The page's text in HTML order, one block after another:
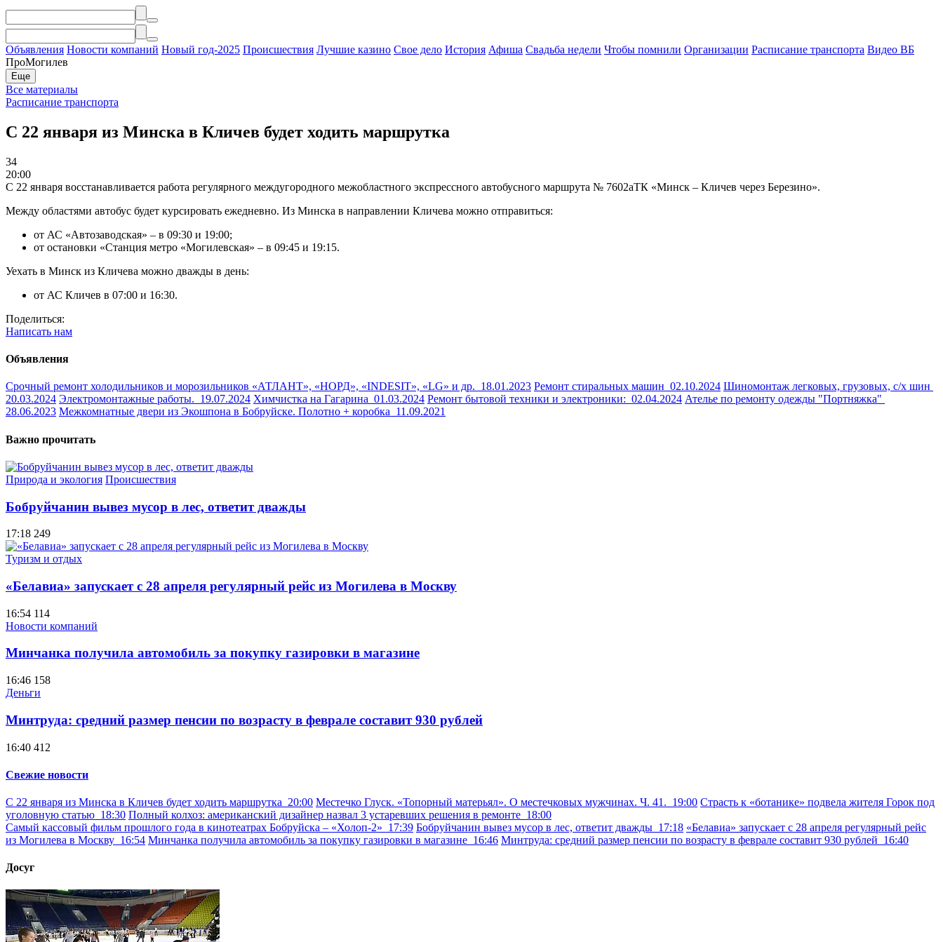
Объявления Новости компаний Новый год-2025 Происшествия Лучшие казино Свое дело История Афиша Свадьба недели Чтобы помнили Организации Расписание транспорта Видео ВБ
ПроМогилев
Еще
Все материалы
Расписание транспорта
С 22 января из Минска в Кличев будет ходить маршрутка
34
20:00
С 22 января восстанавливается работа регулярного междугородного межобластного экспрессного автобусного маршрута № 7602аТК «Минск – Кличев через Березино».
Между областями автобус будет курсировать ежедневно. Из Минска в направлении Кличева можно отправиться:
от АС «Автозаводская» – в 09:30 и 19:00;
от остановки «Станция метро «Могилевская» – в 09:45 и 19:15.
Уехать в Минск из Кличева можно дважды в день:
от АС Кличев в 07:00 и 16:30.
Поделиться:
Написать нам
Объявления
Срочный ремонт холодильников и морозильников «АТЛАНТ», «НОРД», «INDESIT», «LG» и др. 18.01.2023 Ремонт стиральных машин 02.10.2024 Шиномонтаж легковых, грузовых, с/х шин
20.03.2024 Электромонтажные работы. 19.07.2024 Химчистка на Гагарина 01.03.2024 Ремонт бытовой техники и электроники: 02.04.2024 Ателье по ремонту одежды "Портняжка"
28.06.2023 Межкомнатные двери из Экошпона в Бобруйске. Полотно + коробка 11.09.2021
Важно прочитать
Природа и экология Происшествия
Бобруйчанин вывез мусор в лес, ответит дважды
17:18 249
Туризм и отдых
«Белавиа» запускает с 28 апреля регулярный рейс из Могилева в Москву
16:54 114
Новости компаний
Минчанка получила автомобиль за покупку газировки в магазине
16:46 158
Деньги
Минтруда: средний размер пенсии по возрасту в феврале составит 930 рублей
16:40 412
Свежие новости
С 22 января из Минска в Кличев будет ходить маршрутка 20:00 Местечко Глуск. «Топорный матерьял». О местечковых мужчинах. Ч. 41. 19:00 Страсть к «ботанике» подвела жителя Горок под
уголовную статью 18:30 Полный колхоз: американский дизайнер назвал 3 устаревших решения в ремонте 18:00
Самый кассовый фильм прошлого года в кинотеатрах Бобруйска – «Холоп-2» 17:39 Бобруйчанин вывез мусор в лес, ответит дважды 17:18 «Белавиа» запускает с 28 апреля регулярный рейс
из Могилева в Москву 16:54 Минчанка получила автомобиль за покупку газировки в магазине 16:46 Минтруда: средний размер пенсии по возрасту в феврале составит 930 рублей 16:40
Досуг